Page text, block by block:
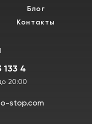
Блог
Контакты
133 4
20:00
stop.com